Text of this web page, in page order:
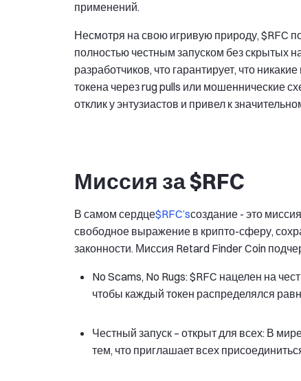
применений.
Несмотря на свою игривую природу, $RFC
полностью честным запуском без скрытых
разработчиков, что гарантирует, что
токена через rug pulls или мошеннические
отклик у энтузиастов и привел к
Миссия за $RFC
В самом сердце$RFC’sсоздание - это
свободное выражение в крипто-сферу,
законности. Миссия Retard Finder Coin
No Scams, No Rugs: $RFC нацелен на
чтобы каждый токен распределялся
Честный запуск – открыт для всех: В
тем, что приглашает всех